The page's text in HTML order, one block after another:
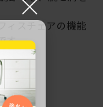
ィスチェアの機能
す。